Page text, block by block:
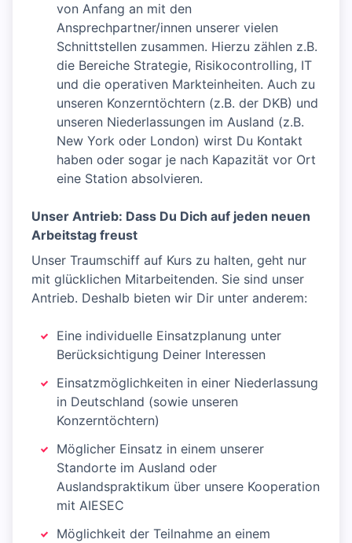
von Anfang an mit den
Ansprechpartner/innen unserer vielen
Schnittstellen zusammen. Hierzu zählen z.B.
die Bereiche Strategie, Risikocontrolling, IT
und die operativen Markteinheiten. Auch zu
unseren Konzerntöchtern (z.B. der DKB) und
unseren Niederlassungen im Ausland (z.B.
New York oder London) wirst Du Kontakt
haben oder sogar je nach Kapazität vor Ort
eine Station absolvieren.
Unser Antrieb: Dass Du Dich auf jeden neuen
Arbeitstag freust
Unser Traumschiff auf Kurs zu halten, geht nur
mit glücklichen Mitarbeitenden. Sie sind unser
Antrieb. Deshalb bieten wir Dir unter anderem:
Eine individuelle Einsatzplanung unter
Berücksichtigung Deiner Interessen
Einsatzmöglichkeiten in einer Niederlassung
in Deutschland (sowie unseren
Konzerntöchtern)
Möglicher Einsatz in einem unserer
Standorte im Ausland oder
Auslandspraktikum über unsere Kooperation
mit AIESEC
Möglichkeit der Teilnahme an einem